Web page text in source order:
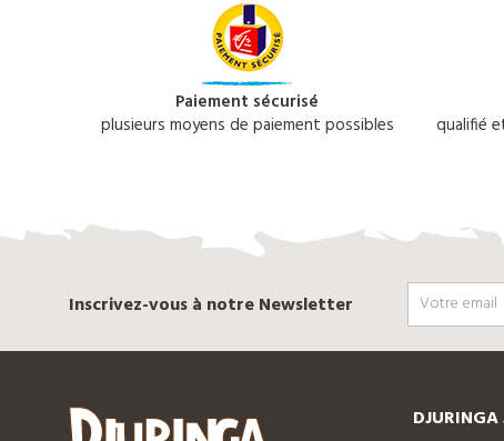
Contact
Télécharger
Paiement sécurisé
plusieurs moyens de paiement possibles
qualifié
Inscrivez-vous à notre Newsletter
DJURINGA